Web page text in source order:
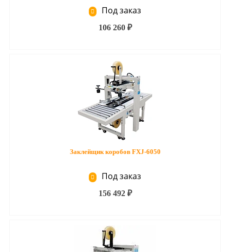
Под заказ
106 260 ₽
Заклейщик коробов FXJ-6050
Под заказ
156 492 ₽